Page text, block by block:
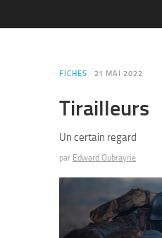
FICHES 21 MAI 2022
Tirailleurs
Un certain regard
par Edward Oubrayrie